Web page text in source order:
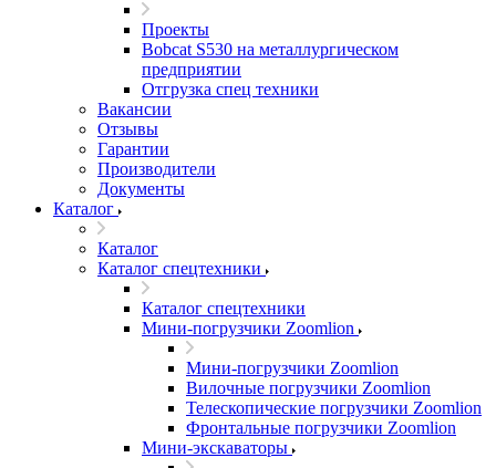
Проекты
Bobcat S530 на металлургическом
предприятии
Отгрузка спец техники
Вакансии
Отзывы
Гарантии
Производители
Документы
Каталог
Каталог
Каталог спецтехники
Каталог спецтехники
Мини-погрузчики Zoomlion
Мини-погрузчики Zoomlion
Вилочные погрузчики Zoomlion
Телескопические погрузчики Zoomlion
Фронтальные погрузчики Zoomlion
Мини-экскаваторы